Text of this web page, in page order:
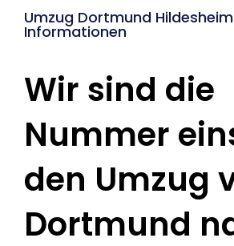
Umzug Dortmund
Informationen
Wir sind die
Nummer
den Umzug
Dortmund